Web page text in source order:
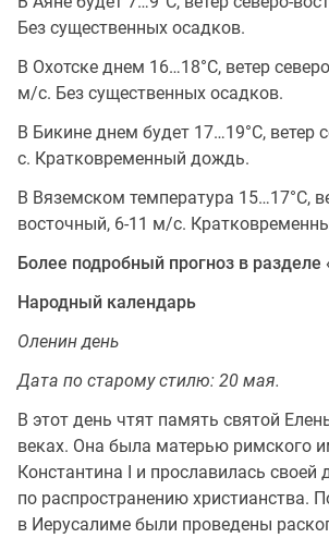
Без существенных осадков.
В Охотске днем 16…18°C, ветер
м/с. Без существенных осадков.
В Бикине днем будет 17…19°C, ветер
с. Кратковременный дождь.
В Вяземском температура 15…17°C,
восточный, 6-11 м/с.
Более подробный прогноз в разделе
Народный календарь
Оленин день
Дата по старому стилю: 20 мая.
В этот день чтят память святой
веках. Она была матерью римского
Константина I и прославилась своей
по распространению христианства.
в Иерусалиме были проведены